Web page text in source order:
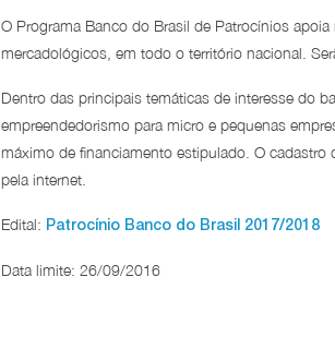
O Programa Banco do Brasil de Patrocínios
mercadológicos, em todo o território nacional.
Dentro das principais temáticas de interesse do
empreendedorismo para micro e pequenas
máximo de financiamento estipulado. O
pela internet.
Edital: Patrocínio Banco do Brasil 2017/2018
Data limite: 26/09/2016